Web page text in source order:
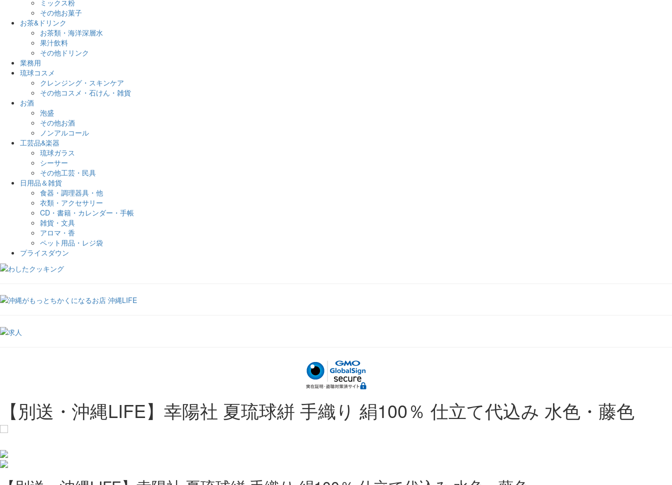
ミックス粉
その他お菓子
お茶&ドリンク
お茶類・海洋深層水
果汁飲料
その他ドリンク
業務用
琉球コスメ
クレンジング・スキンケア
その他コスメ・石けん・雑貨
お酒
泡盛
その他お酒
ノンアルコール
工芸品&楽器
琉球ガラス
シーサー
その他工芸・民具
日用品＆雑貨
食器・調理器具・他
衣類・アクセサリー
CD・書籍・カレンダー・手帳
雑貨・文具
アロマ・香
ペット用品・レジ袋
プライスダウン
【別送・沖縄LIFE】幸陽社 夏琉球絣 手織り 絹100％ 仕立て代込み 水色・藤色